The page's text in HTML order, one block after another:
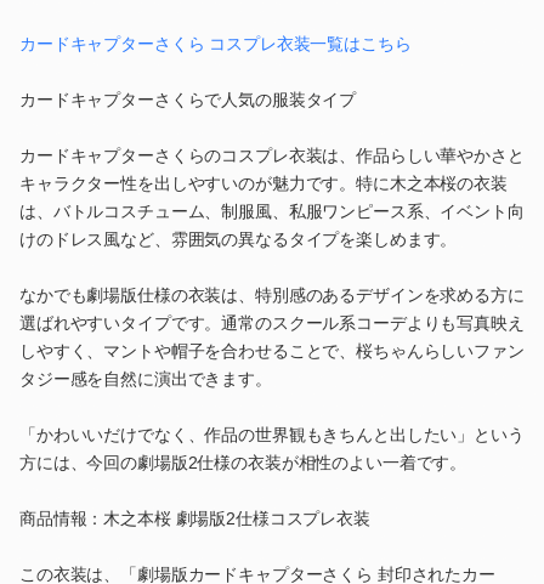
カードキャプターさくら コスプレ衣装一覧はこちら
カードキャプターさくらで人気の服装タイプ
カードキャプターさくらのコスプレ衣装は、作品らしい華やかさと
キャラクター性を出しやすいのが魅力です。特に木之本桜の衣装
は、バトルコスチューム、制服風、私服ワンピース系、イベント向
けのドレス風など、雰囲気の異なるタイプを楽しめます。
なかでも劇場版仕様の衣装は、特別感のあるデザインを求める方に
選ばれやすいタイプです。通常のスクール系コーデよりも写真映え
しやすく、マントや帽子を合わせることで、桜ちゃんらしいファン
タジー感を自然に演出できます。
「かわいいだけでなく、作品の世界観もきちんと出したい」という
方には、今回の劇場版2仕様の衣装が相性のよい一着です。
商品情報：木之本桜 劇場版2仕様コスプレ衣装
この衣装は、「劇場版カードキャプターさくら 封印されたカー